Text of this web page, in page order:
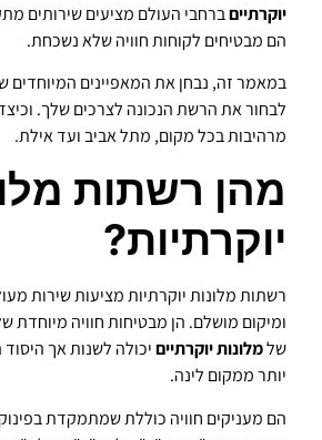
יוקרתייםברחבי העולם מציעים שירותים
הם מבטיחים לקוחות חוויה שלא נשכחת.
במאמר זה, נבחן את המאפיינים המיוחדים
לבחור את הרשת הנכונה לצרכים שלך. וכיצד
מרהיבות בכל מקום, מתל אביב ועד אילת.
מהן רשתות
יוקרתיות?
רשתות מלונות יוקרתיות מציעות שירות
ומיקום מושלם. הן מבטיחות חוויה
שלמלונות יוקרתייםיכולה לשנות אך
יותר ממקום לינה.
הם מעניקים חוויה כוללת שמתמקדת